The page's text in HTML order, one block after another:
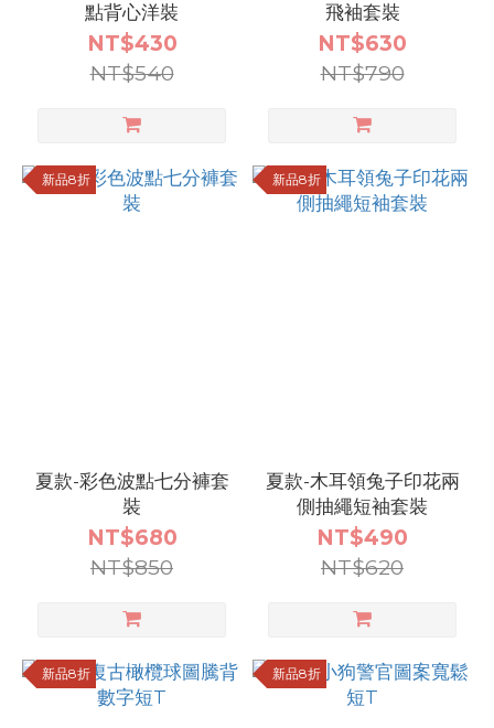
點背心洋裝
NT$430
NT$540
飛袖套裝
NT$630
NT$790
新品8折
夏款-彩色波點七分褲套
裝
NT$680
NT$850
新品8折
夏款-木耳領兔子印花兩
側抽繩短袖套裝
NT$490
NT$620
新品8折 新品8折